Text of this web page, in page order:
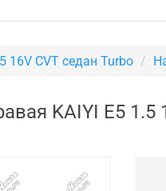
16V CVT седан Turbo
KAIYI E5 1.5